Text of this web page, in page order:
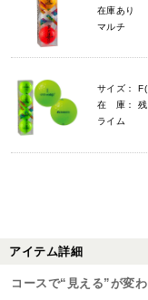
在庫あり
マルチ
サイズ：
在 庫： 残
ライム
アイテム詳細
コースで“見える”が変